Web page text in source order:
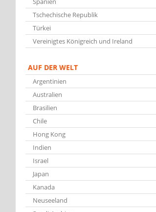
Tschechische Republik
Türkei
Vereinigtes Königreich und Ireland
AUF DER WELT
Argentinien
Australien
Brasilien
Chile
Hong Kong
Indien
Israel
Japan
Kanada
Neuseeland